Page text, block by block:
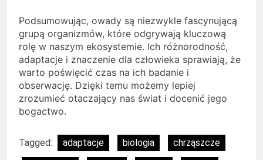
Podsumowując, owady są niezwykle fascynującą
grupą organizmów, które odgrywają kluczową
rolę w naszym ekosystemie. Ich różnorodność,
adaptacje i znaczenie dla człowieka sprawiają, że
warto poświęcić czas na ich badanie i
obserwację. Dzięki temu możemy lepiej
zrozumieć otaczający nas świat i docenić jego
bogactwo.
Tagged: adaptacje biologia
chrząszcze